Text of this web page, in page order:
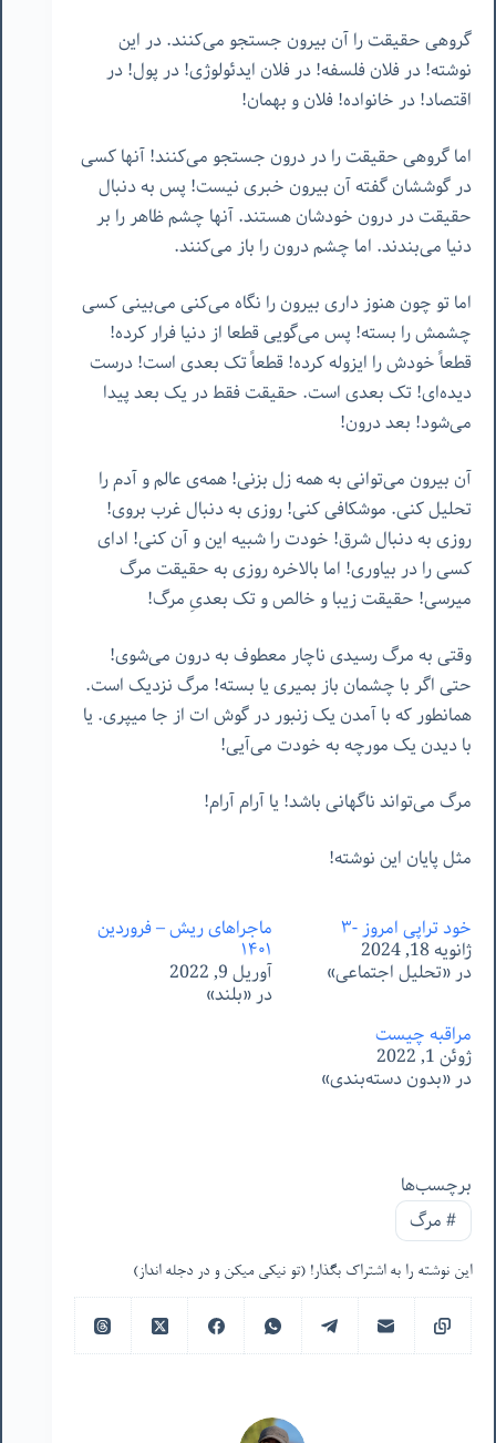
گروهی حقیقت را آن بیرون جستجو می‌کنند. در این
نوشته! در فلان فلسفه! در فلان ایدئولوژی! در پول! در
اقتصاد! در خانواده! فلان و بهمان!
اما گروهی حقیقت را در درون جستجو می‌کنند! آنها کسی
در گوششان گفته آن بیرون خبری نیست! پس به دنبال
حقیقت در درون خودشان هستند. آنها چشم ظاهر را بر
دنیا می‌بندند. اما چشم درون را باز می‌کنند.
اما تو چون هنوز داری بیرون را نگاه می‌کنی می‌بینی کسی
چشمش را بسته! پس می‌گویی قطعا از دنیا فرار کرده!
قطعاً خودش را ایزوله کرده! قطعاً تک بعدی است! درست
دیده‌ای! تک بعدی است. حقیقت فقط در یک بعد پیدا
می‌شود! بعد درون!
آن بیرون می‌توانی به همه زل بزنی! همه‌ی عالم و آدم را
تحلیل کنی. موشکافی کنی! روزی به دنبال غرب بروی!
روزی به دنبال شرق! خودت را شبیه این و آن کنی! ادای
کسی را در بیاوری! اما بالاخره روزی به حقیقت مرگ
میرسی! حقیقت زیبا و خالص و تک بعدیِ مرگ!
وقتی به مرگ رسیدی ناچار معطوف به درون می‌شوی!
حتی اگر با چشمان باز بمیری یا بسته! مرگ نزدیک است.
همانطور که با آمدن یک زنبور در گوش ات از جا میپری. یا
با دیدن یک مورچه به خودت می‌آیی!
مرگ می‌تواند ناگهانی باشد! یا آرام آرام!
مثل پایان این نوشته!
خود تراپیِ امروز -۳
ژانویه 18, 2024
در «تحلیل اجتماعی»
ماجراهای ریش – فروردین
١۴٠١
آوریل 9, 2022
در «بلند»
مراقبه چیست
ژوئن 1, 2022
در «بدون دسته‌بندی»
برچسب‌ها
#مرگ
این نوشته را به اشتراک بگذار! (تو نیکی میکن و در دجله انداز)